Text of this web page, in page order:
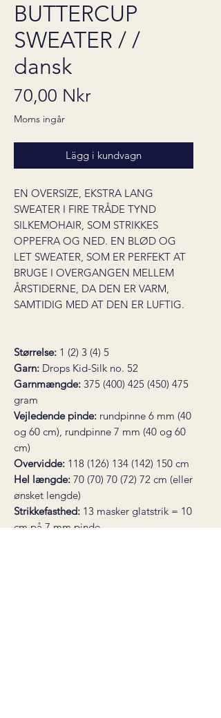
BUTTERCUP
SWEATER / /
dansk
70,00 NkrPris
Moms ingår
Lägg i kundvagn
EN OVERSIZE, EKSTRA LANG
SWEATER I FIRE TRÅDE TYND
SILKEMOHAIR, SOM STRIKKES
OPPEFRA OG NED. EN BLØD OG
LET SWEATER, SOM ER PERFEKT AT
BRUGE I OVERGANGEN MELLEM
ÅRSTIDERNE, DA DEN ER VARM,
SAMTIDIG MED AT DEN ER LUFTIG.
Størrelse: 1 (2) 3 (4) 5
Garn: Drops Kid-Silk no. 52
Garnmængde: 375 (400) 425 (450) 475
gram
Vejledende pinde: rundpinne 6 mm (40
og 60 cm), rundpinne 7 mm (40 og 60
cm)
Overvidde: 118 (126) 134 (142) 150 cm
Hel længde: 70 (70) 70 (72) 72 cm (eller
ønsket lengde)
Strikkefasthed: 13 masker glatstrik = 10
cm på 7 mm pinde